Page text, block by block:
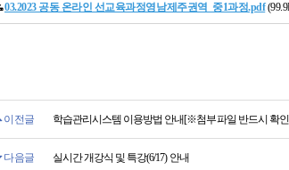
03.2023 공동 온라인 선교육과정영남제주권역_중1과정.pdf
이전글 학습관리시스템 이용방법 안내[※첨부파일 반드시 확
다음글 실시간 개강식 및 특강(6/17) 안내